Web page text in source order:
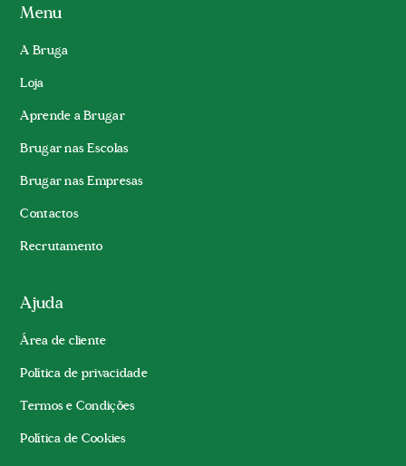
Menu
A Bruga
Loja
Aprende a Brugar
Brugar nas Escolas
Brugar nas Empresas
Contactos
Recrutamento
Ajuda
Área de cliente
Política de privacidade
Termos e Condições
Política de Cookies